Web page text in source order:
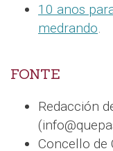
10 anos
medrando
FONTE
Redacción
Concello de